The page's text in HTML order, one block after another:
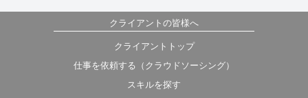
クライアントの皆様へ
クライアントトップ
仕事を依頼する（クラウドソーシング）
スキルを探す